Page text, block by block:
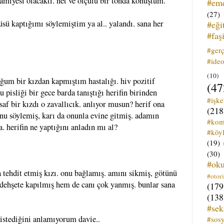
kaptığımı söylemiştim ya al.. yalandı. sana her
bir kızdan kapmıştım hastalığı. hiv pozitif
pisliği bir gece barda tanıştığı herifin birinden
bir kızdı o zavallıcık. anlıyor musun? herif ona
söylemiş, karı da onunla evine gitmiş. adamın
ne yaptığını anladın mı al?
etmiş kızı. onu bağlamış. amını sikmiş, götünü
kapılmış hem de canı çok yanmış. bunlar sana
anlamıyorum davie..
(27)
(10)
(19)
(30)